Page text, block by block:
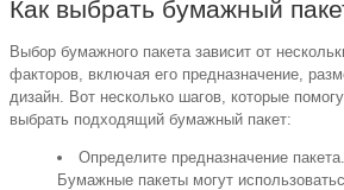
Как выбрать бумажный
Выбор бумажного пакета зависит от
факторов, включая его предназначение,
дизайн. Вот несколько шагов, которые
выбрать подходящий бумажный пакет:
Определите предназначение пакета.
Бумажные пакеты могут